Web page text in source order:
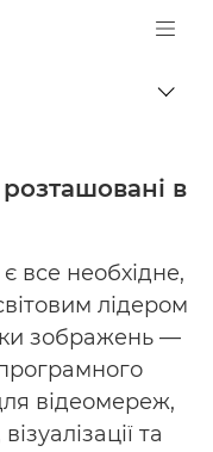
Canon Logo, back to
в
все необхідне,
лідером
зображень —
відеомереж,
та